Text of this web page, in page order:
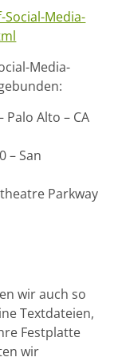
Media-
Media-
Palo Alto – CA
– San
Parkway
wir auch so
Textdateien,
Festplatte
wir